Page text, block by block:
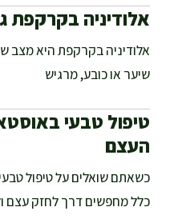
אלודיניה בקרקפת
אלודיניה בקרקפת היא מצב
שיער או כובע, מרגיש
טיפול טבעי
העצם
כשאתם שואלים על טיפול
כלל מחפשים דרך לחזק עצם